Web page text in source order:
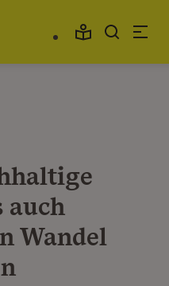
auch
Wandel